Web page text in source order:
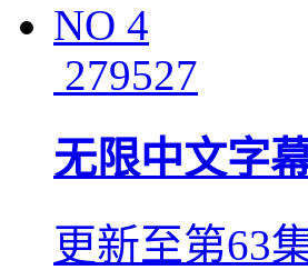
NO 4
279527
无限中文字
更新至第63